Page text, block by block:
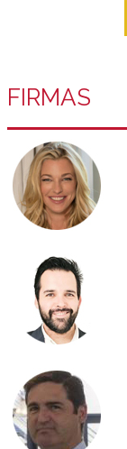
FIRMAS